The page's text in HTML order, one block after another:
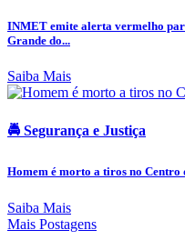
INMET emite alerta vermelho
Grande do...
Saiba Mais
🚔 Segurança e Justiça
Homem é morto a tiros no Centro
Saiba Mais
Mais Postagens